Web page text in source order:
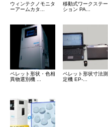
ウィンテクノモニタ
ーアームカタ...
移動式ワークステー
ション PA...
ペレット形状・色相
異物選別機 ...
ペレット形状寸法測
定機 EP-...